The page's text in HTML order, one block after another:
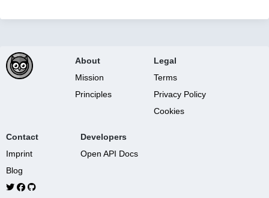
About
Mission
Principles
Legal
Terms
Privacy Policy
Cookies
Contact
Imprint
Blog
Developers
Open API Docs